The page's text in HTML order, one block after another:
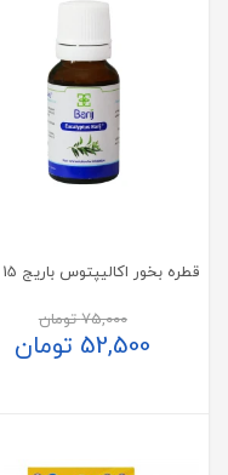
75,000تومان
52,500 تومان